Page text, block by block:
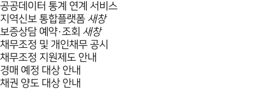
공공데이터 통계 연계 서비스
지역신보 통합플랫폼 새창
보증상담 예약·조회 새창
채무조정 및 개인채무 공시
채무조정 지원제도 안내
경매 예정 대상 안내
채권 양도 대상 안내